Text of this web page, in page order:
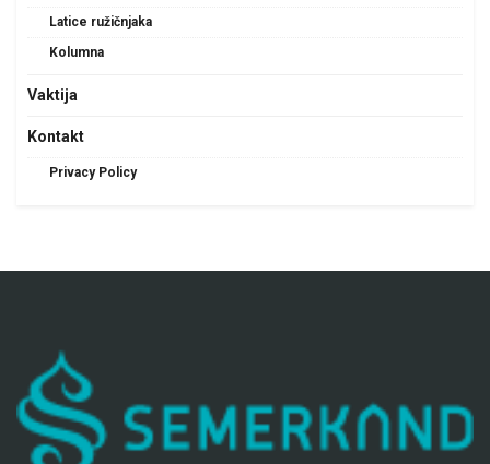
Latice ružičnjaka
Kolumna
Vaktija
Kontakt
Privacy Policy